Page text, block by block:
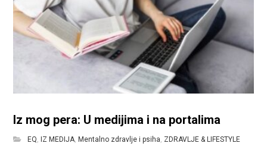
Iz mog pera: U medijima i na portalima
EQ, IZ MEDIJA, Mentalno zdravlje i psiha, ZDRAVLJE & LIFESTYLE